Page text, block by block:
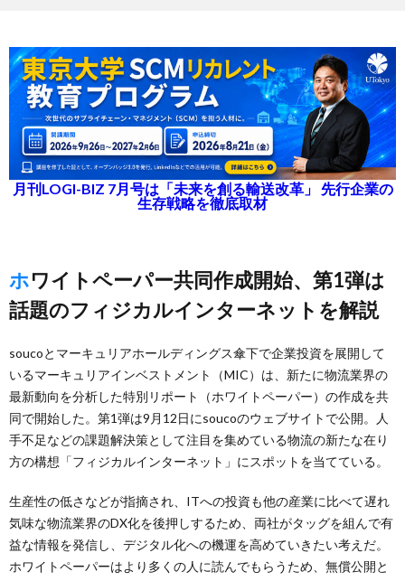
月刊LOGI-BIZ 7月号は「未来を創る輸送改革」 先行企業の
生存戦略を徹底取材
ホワイトペーパー共同作成開始、第1弾は
話題のフィジカルインターネットを解説
soucoとマーキュリアホールディングス傘下で企業投資を展開して
いるマーキュリアインベストメント（MIC）は、新たに物流業界の
最新動向を分析した特別リポート（ホワイトペーパー）の作成を共
同で開始した。第1弾は9月12日にsoucoのウェブサイトで公開。人
手不足などの課題解決策として注目を集めている物流の新たな在り
方の構想「フィジカルインターネット」にスポットを当てている。
生産性の低さなどが指摘され、ITへの投資も他の産業に比べて遅れ
気味な物流業界のDX化を後押しするため、両社がタッグを組んで有
益な情報を発信し、デジタル化への機運を高めていきたい考えだ。
ホワイトペーパーはより多くの人に読んでもらうため、無償公開と